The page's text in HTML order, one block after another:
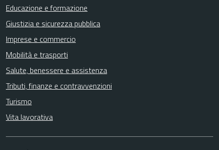
Educazione e formazione
Giustizia e sicurezza pubblica
Imprese e commercio
Mobilità e trasporti
Salute, benessere e assistenza
Tributi, finanze e contravvenzioni
Turismo
Vita lavorativa